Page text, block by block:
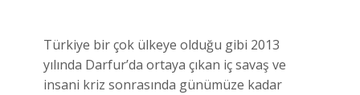
Türkiye bir çok ülkeye olduğu gibi 2013
yılında Darfur’da ortaya çıkan iç savaş ve
insani kriz sonrasında günümüze kadar